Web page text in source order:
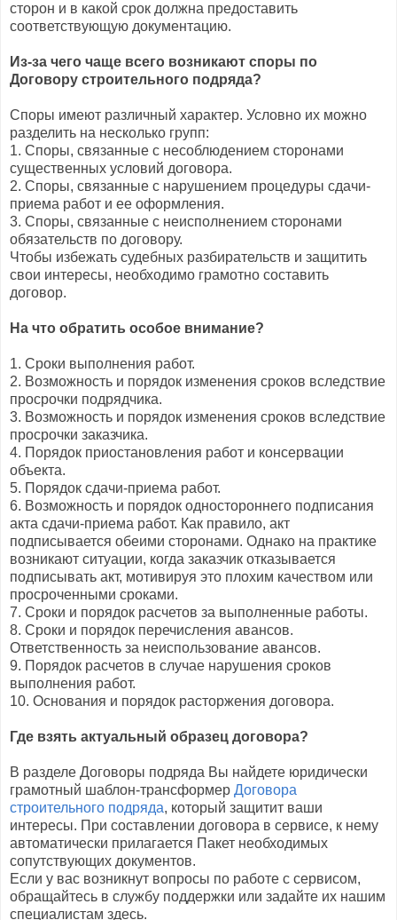
сторон и в какой срок должна предоставить
соответствующую документацию.
Из-за чего чаще всего возникают споры по
Договору строительного подряда?
Споры имеют различный характер. Условно их можно
разделить на несколько групп:
1. Споры, связанные с несоблюдением сторонами
существенных условий договора.
2. Споры, связанные с нарушением процедуры сдачи-
приема работ и ее оформления.
3. Споры, связанные с неисполнением сторонами
обязательств по договору.
Чтобы избежать судебных разбирательств и защитить
свои интересы, необходимо грамотно составить
договор.
На что обратить особое внимание?
1. Сроки выполнения работ.
2. Возможность и порядок изменения сроков вследствие
просрочки подрядчика.
3. Возможность и порядок изменения сроков вследствие
просрочки заказчика.
4. Порядок приостановления работ и консервации
объекта.
5. Порядок сдачи-приема работ.
6. Возможность и порядок одностороннего подписания
акта сдачи-приема работ. Как правило, акт
подписывается обеими сторонами. Однако на практике
возникают ситуации, когда заказчик отказывается
подписывать акт, мотивируя это плохим качеством или
просроченными сроками.
7. Сроки и порядок расчетов за выполненные работы.
8. Сроки и порядок перечисления авансов.
Ответственность за неиспользование авансов.
9. Порядок расчетов в случае нарушения сроков
выполнения работ.
10. Основания и порядок расторжения договора.
Где взять актуальный образец договора?
В разделе Договоры подряда Вы найдете юридически
грамотный шаблон-трансформер Договора
строительного подряда, который защитит ваши
интересы. При составлении договора в сервисе, к нему
автоматически прилагается Пакет необходимых
сопутствующих документов.
Если у вас возникнут вопросы по работе с сервисом,
обращайтесь в службу поддержки или задайте их нашим
специалистам здесь.